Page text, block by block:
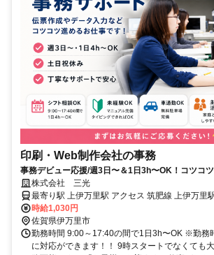
印刷・Web制作会社の事務
事務デビュー応援/週3日〜＆1日3h〜OK！コツコ
力/未経験・主婦(夫)さん活躍中！
株式会社 三光
最寄り駅 上伊万里駅 アクセス 筑肥線
時給1,030円
佐賀県伊万里市
勤務時間 9:00～17:40の間で1日3h〜OK ※勤務
に対応ができます！！ 9時スタートでなくても